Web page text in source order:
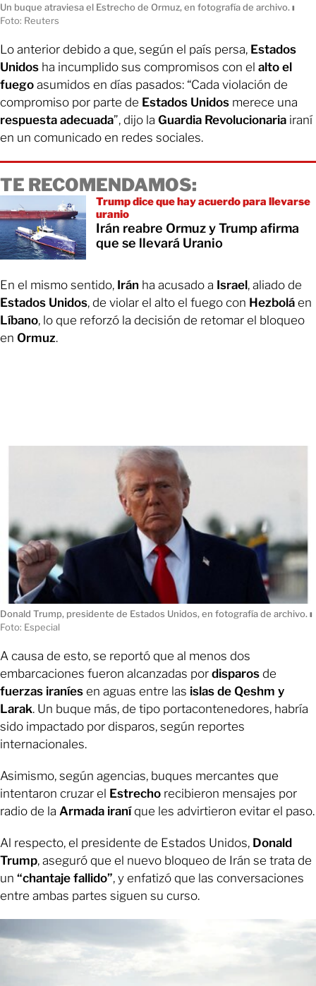
Un buque atraviesa el Estrecho de Ormuz, en fotografía de archivo. ı
Foto: Reuters
Lo anterior debido a que, según el país persa, Estados
Unidos ha incumplido sus compromisos con el alto el
fuego asumidos en días pasados: “Cada violación de
compromiso por parte de Estados Unidos merece una
respuesta adecuada”, dijo la Guardia Revolucionaria iraní
en un comunicado en redes sociales.
TE RECOMENDAMOS:
Trump dice que hay acuerdo para llevarse
uranio
Irán reabre Ormuz y Trump afirma
que se llevará Uranio
En el mismo sentido, Irán ha acusado a Israel, aliado de
Estados Unidos, de violar el alto el fuego con Hezbolá en
Líbano, lo que reforzó la decisión de retomar el bloqueo
en Ormuz.
Donald Trump, presidente de Estados Unidos, en fotografía de archivo. ı
Foto: Especial
A causa de esto, se reportó que al menos dos
embarcaciones fueron alcanzadas por disparos de
fuerzas iraníes en aguas entre las islas de Qeshm y
Larak. Un buque más, de tipo portacontenedores, habría
sido impactado por disparos, según reportes
internacionales.
Asimismo, según agencias, buques mercantes que
intentaron cruzar el Estrecho recibieron mensajes por
radio de la Armada iraní que les advirtieron evitar el paso.
Al respecto, el presidente de Estados Unidos, Donald
Trump, aseguró que el nuevo bloqueo de Irán se trata de
un “chantaje fallido”, y enfatizó que las conversaciones
entre ambas partes siguen su curso.